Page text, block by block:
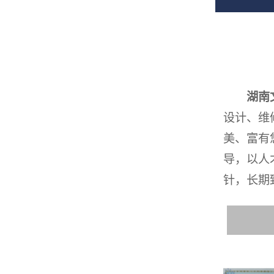
湖南
设计、维
美、富有
导，以人
针，长期